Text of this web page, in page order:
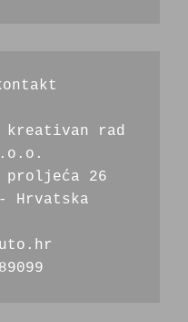
rad
proljeća 26
Hrvatska